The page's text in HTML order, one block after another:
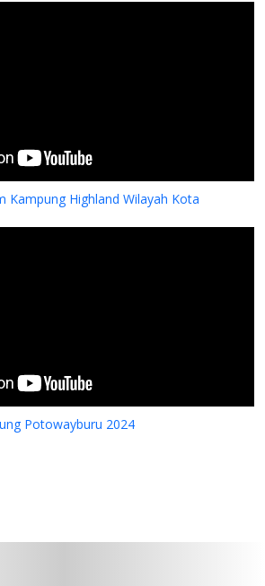
Kampung Highland Wilayah Kota
Potowayburu 2024